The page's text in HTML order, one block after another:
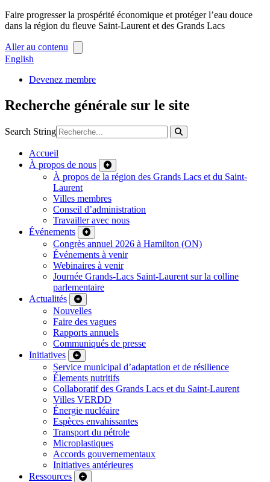
Faire progresser la prospérité économique et protéger l’eau douce
dans la région du fleuve Saint-Laurent et des Grands Lacs
Aller au contenu
English
Devenez membre
Recherche générale sur le site
Search String
Accueil
À propos de nous
À propos de la région des Grands Lacs et du Saint-
Laurent
Villes membres
Conseil d’administration
Travailler avec nous
Événements
Congrès annuel 2026 à Hamilton (ON)
Événements à venir
Webinaires à venir
Journée Grands-Lacs Saint-Laurent sur la colline
parlementaire
Actualités
Nouvelles
Faire des vagues
Rapports annuels
Communiqués de presse
Initiatives
Service municipal d’adaptation et de résilience
Élements nutritifs
Collaboratif des Grands Lacs et du Saint-Laurent
Villes VERDD
Énergie nucléaire
Espèces envahissantes
Transport du pétrole
Microplastiques
Accords gouvernementaux
Initiatives antérieures
Ressources